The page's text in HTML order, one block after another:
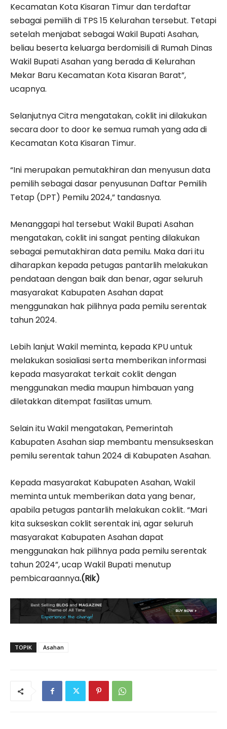
Kecamatan Kota Kisaran Timur dan terdaftar
sebagai pemilih di TPS 15 Kelurahan tersebut. Tetapi
setelah menjabat sebagai Wakil Bupati Asahan,
beliau beserta keluarga berdomisili di Rumah Dinas
Wakil Bupati Asahan yang berada di Kelurahan
Mekar Baru Kecamatan Kota Kisaran Barat”,
ucapnya.
Selanjutnya Citra mengatakan, coklit ini dilakukan
secara door to door ke semua rumah yang ada di
Kecamatan Kota Kisaran Timur.
“Ini merupakan pemutakhiran dan menyusun data
pemilih sebagai dasar penyusunan Daftar Pemilih
Tetap (DPT) Pemilu 2024,” tandasnya.
Menanggapi hal tersebut Wakil Bupati Asahan
mengatakan, coklit ini sangat penting dilakukan
sebagai pemutakhiran data pemilu. Maka dari itu
diharapkan kepada petugas pantarlih melakukan
pendataan dengan baik dan benar, agar seluruh
masyarakat Kabupaten Asahan dapat
menggunakan hak pilihnya pada pemilu serentak
tahun 2024.
Lebih lanjut Wakil meminta, kepada KPU untuk
melakukan sosialiasi serta memberikan informasi
kepada masyarakat terkait coklit dengan
menggunakan media maupun himbauan yang
diletakkan ditempat fasilitas umum.
Selain itu Wakil mengatakan, Pemerintah
Kabupaten Asahan siap membantu mensukseskan
pemilu serentak tahun 2024 di Kabupaten Asahan.
Kepada masyarakat Kabupaten Asahan, Wakil
meminta untuk memberikan data yang benar,
apabila petugas pantarlih melakukan coklit. “Mari
kita sukseskan coklit serentak ini, agar seluruh
masyarakat Kabupaten Asahan dapat
menggunakan hak pilihnya pada pemilu serentak
tahun 2024”, ucap Wakil Bupati menutup
pembicaraannya.(Rik)
TOPIK Asahan